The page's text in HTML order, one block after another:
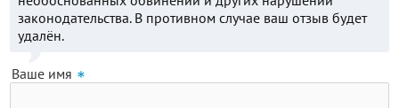
законодательства. В противном случае ваш отзыв будет
удалён.
Ваше имя